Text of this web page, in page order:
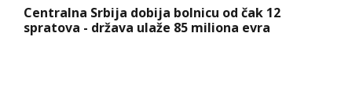
Centralna Srbija dobija bolnicu od čak 12
spratova - država ulaže 85 miliona evra